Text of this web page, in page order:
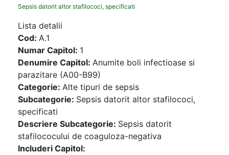
Sepsis datorit altor stafilococi, specificati
Lista detalii
Cod: A.1
Numar Capitol: 1
Denumire Capitol: Anumite boli infectioase si
parazitare (A00-B99)
Categorie: Alte tipuri de sepsis
Subcategorie: Sepsis datorit altor stafilococi,
specificati
Descriere Subcategorie: Sepsis datorit
stafilococului de coaguloza-negativa
Includeri Capitol: